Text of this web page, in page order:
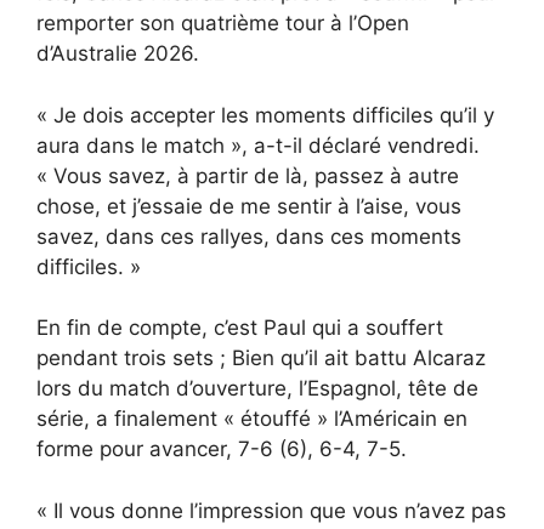
remporter son quatrième tour à l’Open
d’Australie 2026.
« Je dois accepter les moments difficiles qu’il y
aura dans le match », a-t-il déclaré vendredi.
« Vous savez, à partir de là, passez à autre
chose, et j’essaie de me sentir à l’aise, vous
savez, dans ces rallyes, dans ces moments
difficiles. »
En fin de compte, c’est Paul qui a souffert
pendant trois sets ; Bien qu’il ait battu Alcaraz
lors du match d’ouverture, l’Espagnol, tête de
série, a finalement « étouffé » l’Américain en
forme pour avancer, 7-6 (6), 6-4, 7-5.
« Il vous donne l’impression que vous n’avez pas